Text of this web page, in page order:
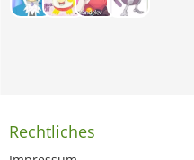
Rechtliches